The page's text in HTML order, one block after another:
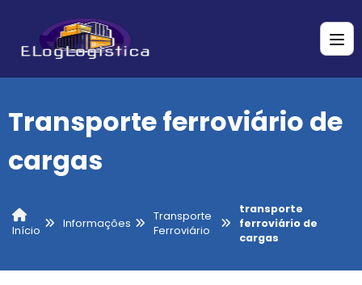
Transporte ferroviário de
cargas
Início
Informações
Transporte
Ferroviário
transporte
ferroviário de
cargas